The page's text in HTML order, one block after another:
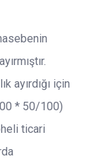
ayırdığı için
* 50/100)
ticari